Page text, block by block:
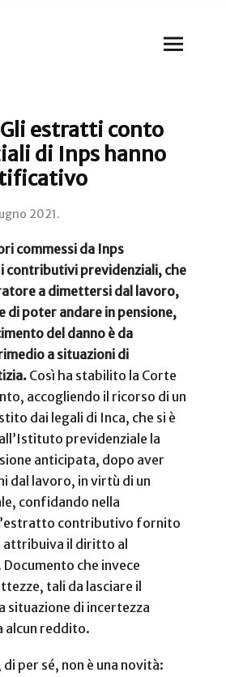
estratti conto
di Inps hanno
2021.
commessi da Inps
contributivi previdenziali, che
a dimettersi dal lavoro,
di poter andare in pensione,
del danno è da
a situazioni di
Così ha stabilito la Corte
accogliendo il ricorso di un
dai legali di Inca, che si è
previdenziale la
anticipata, dopo aver
dal lavoro, in virtù di un
confidando nella
contributivo fornito
attribuiva il diritto al
che invece
tali da lasciare il
situazione di incertezza
alcun reddito.
per sé, non è una novità: